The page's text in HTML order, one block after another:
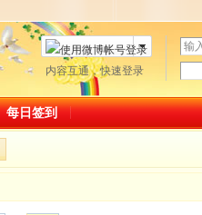
用
户
名
码
微博帐号登录
内容互通，快速登录
每日签到